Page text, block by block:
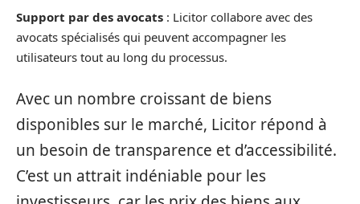
Support par des avocats : Licitor collabore avec des
avocats spécialisés qui peuvent accompagner les
utilisateurs tout au long du processus.
Avec un nombre croissant de biens
disponibles sur le marché, Licitor répond à
un besoin de transparence et d’accessibilité.
C’est un attrait indéniable pour les